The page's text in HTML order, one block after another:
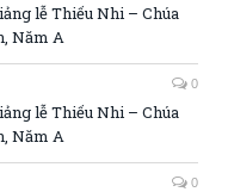
lễ Thiếu Nhi – Chúa
Năm A
0
lễ Thiếu Nhi – Chúa
Năm A
0